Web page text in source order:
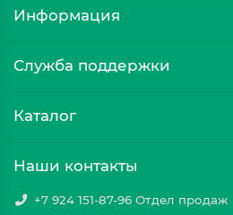
Информация
Служба поддержки
Каталог
Наши контакты
+7 924 151-87-96 Отдел продаж